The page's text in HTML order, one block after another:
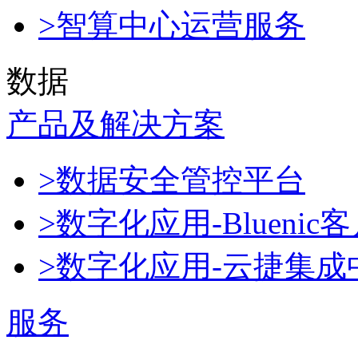
>智算中心运营服务
数据
产品及解决方案
>数据安全管控平台
>数字化应用-Bluenic
>数字化应用-云捷集成
服务